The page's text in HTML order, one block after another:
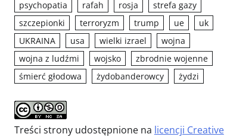
psychopatia
rafah rosja
strefa gazy
szczepionki
terroryzm trump ue
uk
UKRAINA
usa wielki izrael
wojna
wojna z ludźmi
wojsko
zbrodnie wojenne
śmierć głodowa
żydobanderowcy żydzi
Treści strony udostępnione na licencji Creative